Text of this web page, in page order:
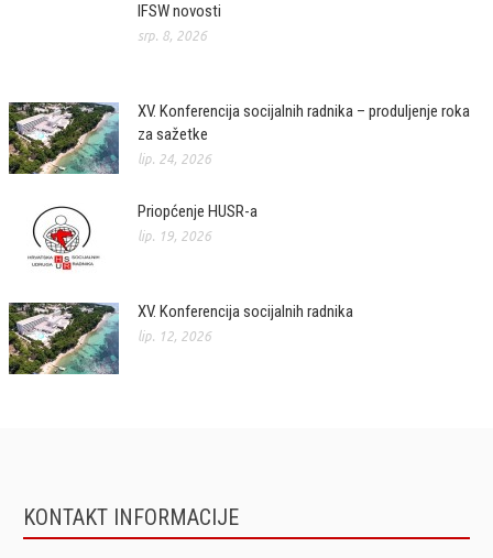
IFSW novosti
srp. 8, 2026
XV. Konferencija socijalnih radnika – produljenje roka
za sažetke
lip. 24, 2026
Priopćenje HUSR-a
lip. 19, 2026
XV. Konferencija socijalnih radnika
lip. 12, 2026
KONTAKT INFORMACIJE